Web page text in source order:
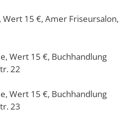
Wert 15 €, Amer Friseursalon,
Wert 15 €, Buchhandlung
22
Wert 15 €, Buchhandlung
23